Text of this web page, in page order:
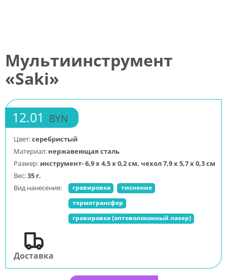
Мультиинструмент
«Saki»
12.01 BYN
Цвет:серебристый
Материал: нержавеющая сталь
Размер: инструмент- 6,9 х 4,5 х 0,2 см, чехол 7,9 х 5,7 х 0,3 см
Вес:35 г.
Вид нанесения:
гравировка
тиснение
термотрансфер
гравировка (оптоволоконный лазер)
Доставка